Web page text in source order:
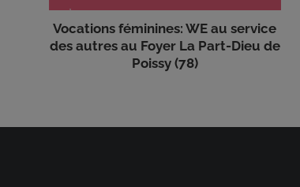
Vocations féminines: WE au service
des autres au Foyer La Part-Dieu de
Poissy (78)